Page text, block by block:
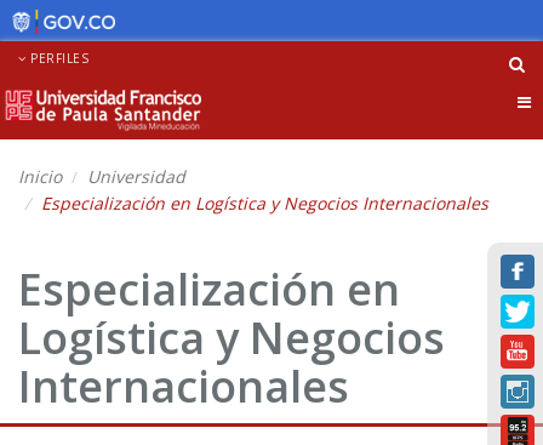
PERFILES
Inicio
Universidad
Especialización en Logística y Negocios Internacionales
Especialización en
Logística y Negocios
Internacionales